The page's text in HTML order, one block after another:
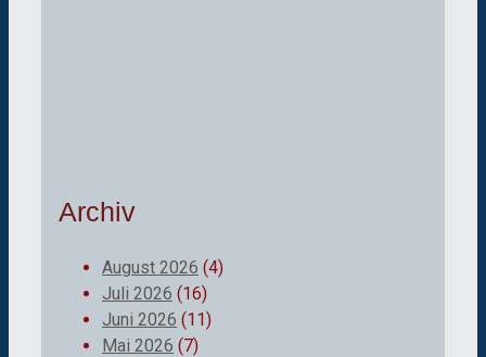
Archiv
August 2026 (4)
Juli 2026 (16)
Juni 2026 (11)
Mai 2026 (7)